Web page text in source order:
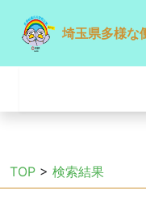
埼玉県多様な
TOP > 検索結果